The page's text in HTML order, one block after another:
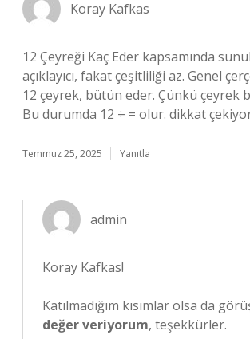
Koray Kafkas
12 Çeyreği Kaç Eder kapsamında
açıklayıcı, fakat çeşitliliği az. Genel
12 çeyrek, bütün eder. Çünkü çeyrek
Bu durumda 12 ÷ = olur. dikkat
Temmuz 25, 2025 Yanıtla
admin
Koray Kafkas!
Katılmadığım kısımlar olsa da
değer veriyorum, teşekkürler.